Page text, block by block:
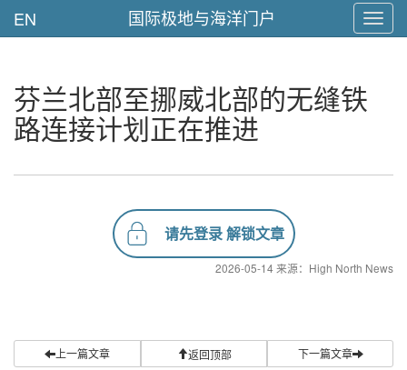
EN 国际极地与海洋门户
芬兰北部至挪威北部的无缝铁
路连接计划正在推进
请先登录 解锁文章
2026-05-14 来源：High North News
上一篇文章 返回顶部 下一篇文章